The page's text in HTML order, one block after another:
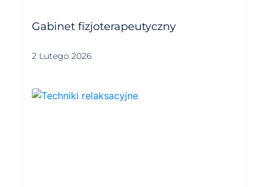
Gabinet fizjoterapeutyczny
2 Lutego 2026